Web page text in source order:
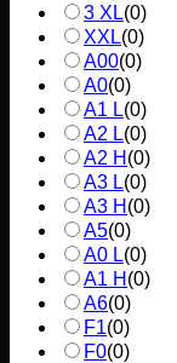
3 XL(0)
XXL(0)
A00(0)
A0(0)
A1 L(0)
A2 L(0)
A2 H (0)
A3 L(0)
A3 H (0)
A5(0)
A0 L(0)
A1 H (0)
A6(0)
F1(0)
F0(0)